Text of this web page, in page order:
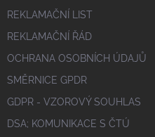
REKLAMAČNÍ LIST
REKLAMAČNÍ ŘÁD
OCHRANA OSOBNÍCH ÚDAJŮ
SMĚRNICE GPDR
GDPR - VZOROVÝ SOUHLAS
DSA; KOMUNIKACE S ČTÚ